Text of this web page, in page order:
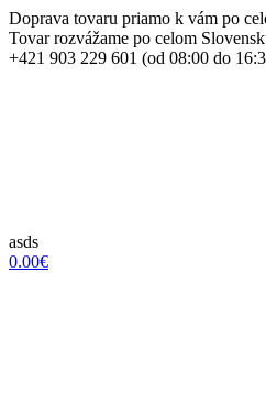
Doprava tovaru priamo k vám po
Tovar rozvážame po celom
+421 903 229 601 (od 08:00 do
asds
0.00€